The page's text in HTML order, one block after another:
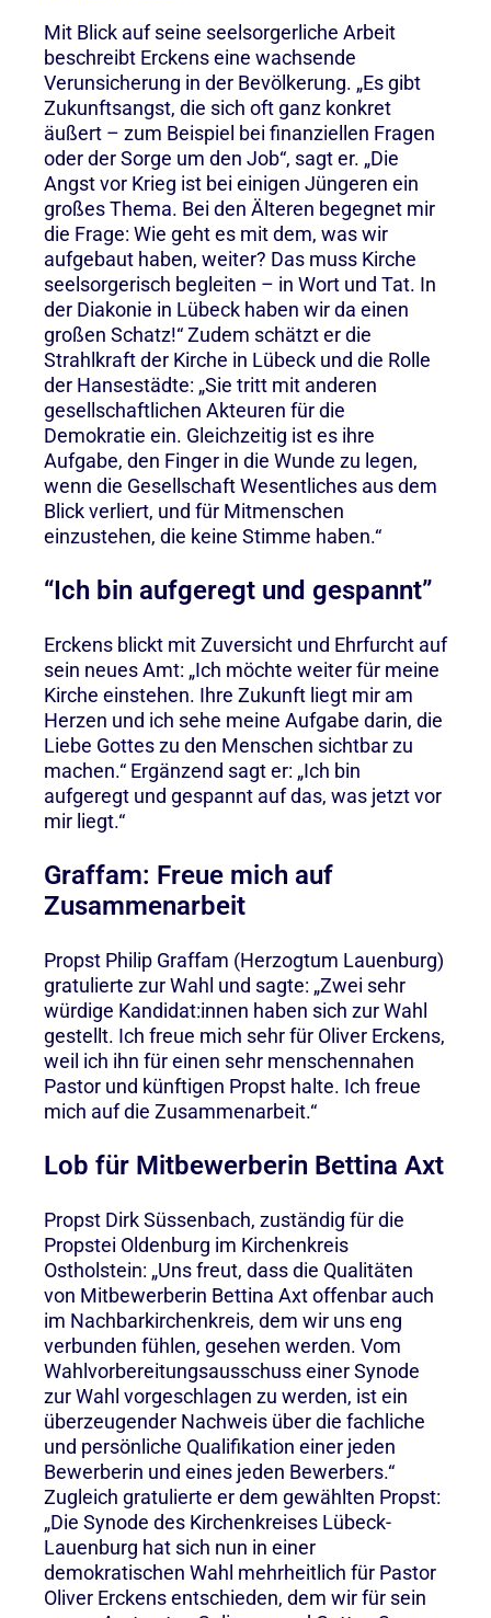
Mit Blick auf seine seelsorgerliche Arbeit
beschreibt Erckens eine wachsende
Verunsicherung in der Bevölkerung. „Es gibt
Zukunftsangst, die sich oft ganz konkret
äußert – zum Beispiel bei finanziellen Fragen
oder der Sorge um den Job“, sagt er. „Die
Angst vor Krieg ist bei einigen Jüngeren ein
großes Thema. Bei den Älteren begegnet mir
die Frage: Wie geht es mit dem, was wir
aufgebaut haben, weiter? Das muss Kirche
seelsorgerisch begleiten – in Wort und Tat. In
der Diakonie in Lübeck haben wir da einen
großen Schatz!“ Zudem schätzt er die
Strahlkraft der Kirche in Lübeck und die Rolle
der Hansestädte: „Sie tritt mit anderen
gesellschaftlichen Akteuren für die
Demokratie ein. Gleichzeitig ist es ihre
Aufgabe, den Finger in die Wunde zu legen,
wenn die Gesellschaft Wesentliches aus dem
Blick verliert, und für Mitmenschen
einzustehen, die keine Stimme haben.“
“Ich bin aufgeregt und gespannt”
Erckens blickt mit Zuversicht und Ehrfurcht auf
sein neues Amt: „Ich möchte weiter für meine
Kirche einstehen. Ihre Zukunft liegt mir am
Herzen und ich sehe meine Aufgabe darin, die
Liebe Gottes zu den Menschen sichtbar zu
machen.“ Ergänzend sagt er: „Ich bin
aufgeregt und gespannt auf das, was jetzt vor
mir liegt.“
Graffam: Freue mich auf
Zusammenarbeit
Propst Philip Graffam (Herzogtum Lauenburg)
gratulierte zur Wahl und sagte: „Zwei sehr
würdige Kandidat:innen haben sich zur Wahl
gestellt. Ich freue mich sehr für Oliver Erckens,
weil ich ihn für einen sehr menschennahen
Pastor und künftigen Propst halte. Ich freue
mich auf die Zusammenarbeit.“
Lob für Mitbewerberin Bettina Axt
Propst Dirk Süssenbach, zuständig für die
Propstei Oldenburg im Kirchenkreis
Ostholstein: „Uns freut, dass die Qualitäten
von Mitbewerberin Bettina Axt offenbar auch
im Nachbarkirchenkreis, dem wir uns eng
verbunden fühlen, gesehen werden. Vom
Wahlvorbereitungsausschuss einer Synode
zur Wahl vorgeschlagen zu werden, ist ein
überzeugender Nachweis über die fachliche
und persönliche Qualifikation einer jeden
Bewerberin und eines jeden Bewerbers.“
Zugleich gratulierte er dem gewählten Propst:
„Die Synode des Kirchenkreises Lübeck-
Lauenburg hat sich nun in einer
demokratischen Wahl mehrheitlich für Pastor
Oliver Erckens entschieden, dem wir für sein